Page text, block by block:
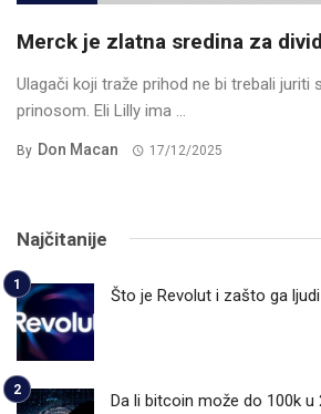
Merck je zlatna sredina za
Ulagači koji traže prihod ne bi trebali juriti
prinosom. Eli Lilly ima ...
By Don Macan 17/12/2025
Najčitanije
Što je Revolut i zašto ga
Da li bitcoin može do 100k u